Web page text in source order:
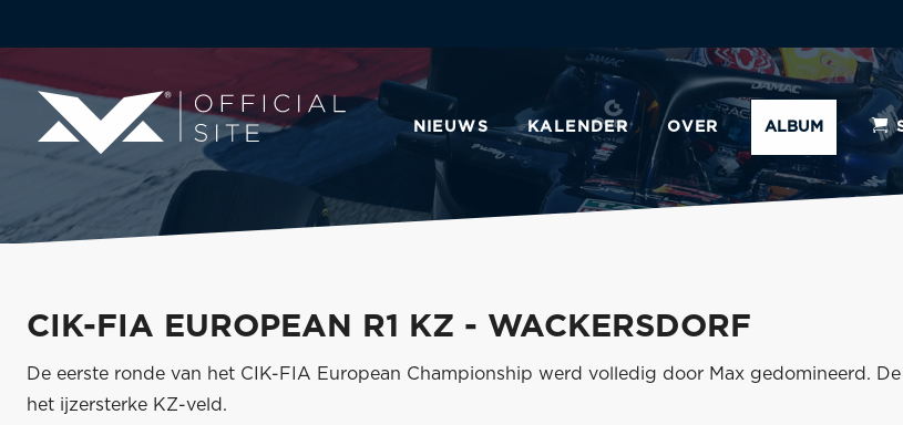
NIEUWS KALENDER OVER ALBUM
CIK-FIA EUROPEAN R1 KZ - WACKERSDORF
De eerste ronde van het CIK-FIA European Championship werd volledig door Max gedomineerd.
het ijzersterke KZ-veld.